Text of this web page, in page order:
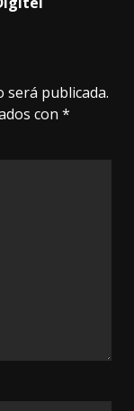
será publicada.
con *